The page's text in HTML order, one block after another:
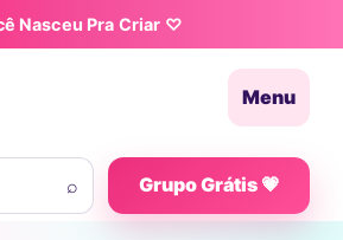
Nasceu Pra Criar ♡
Menu
⌕ Grupo Grátis 💗